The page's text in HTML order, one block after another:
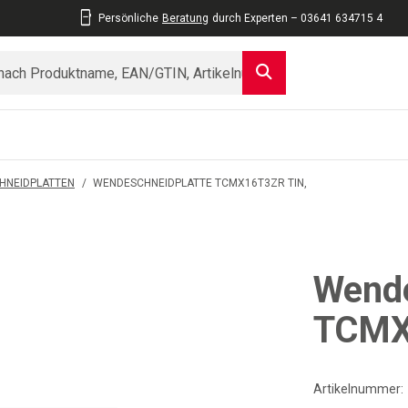
Persönliche Beratung durch Experten – 03641 634715 4
/ WENDESCHNEIDPLATTE TCMX16T3ZR TIN,
Artikelnummer: